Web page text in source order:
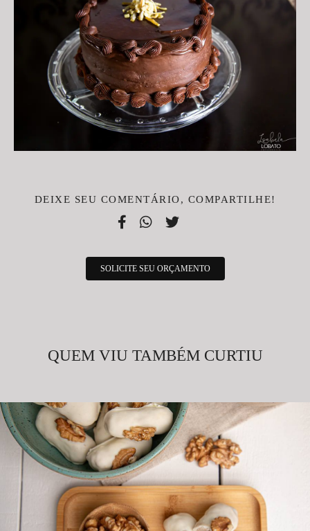
DEIXE SEU COMENTÁRIO, COMPARTILHE!
SOLICITE SEU ORÇAMENTO
QUEM VIU TAMBÉM CURTIU